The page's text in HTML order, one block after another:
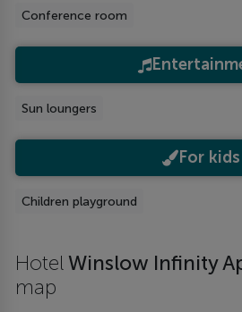
Conference room
Sun loungers
For kids
Children playground
HotelWinslow Infinity
map